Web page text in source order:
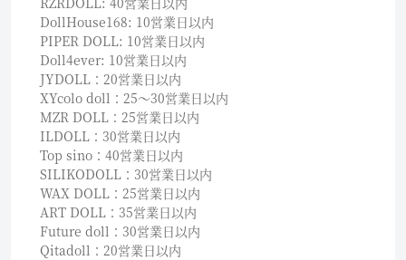
DollHouse168: 10営業日以内
PIPER DOLL: 10営業日以内
Doll4ever: 10営業日以内
JYDOLL：20営業日以内
XYcolo doll：25〜30営業日以内
MZR DOLL：25営業日以内
ILDOLL：30営業日以内
Top sino：40営業日以内
SILIKODOLL：30営業日以内
WAX DOLL：25営業日以内
ART DOLL：35営業日以内
Future doll：30営業日以内
Qitadoll：20営業日以内